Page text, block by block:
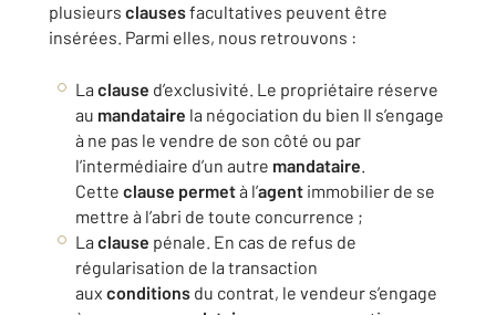
plusieurs clausesfacultatives peuvent être
insérées. Parmi elles, nous retrouvons :
La clause d’exclusivité. Le propriétaire réserve
au mandataire la négociation du bien Il s’engage
à ne pas le vendre de son côté ou par
l’intermédiaire d’un autre mandataire.
Cette clause permetà l’agent immobilier de se
mettre à l’abri de toute concurrence ;
La clause pénale. En cas de refus de
régularisation de la transaction
aux conditions du contrat, le vendeur s’engage